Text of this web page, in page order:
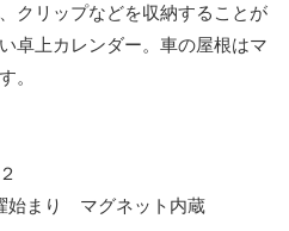
クリップなどを収納することが
卓上カレンダー。車の屋根はマ
。
始まり マグネット内蔵